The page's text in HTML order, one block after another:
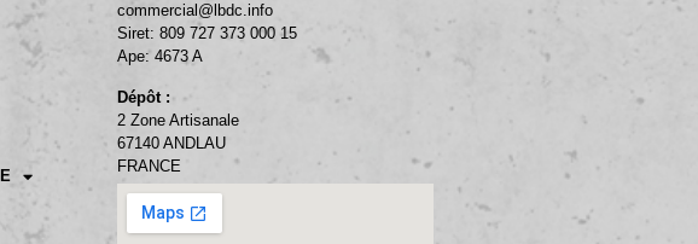
commercial@lbdc.info
Siret: 809 727 373 000 15
Ape: 4673 A
Dépôt :
2 Zone Artisanale
67140 ANDLAU
FRANCE